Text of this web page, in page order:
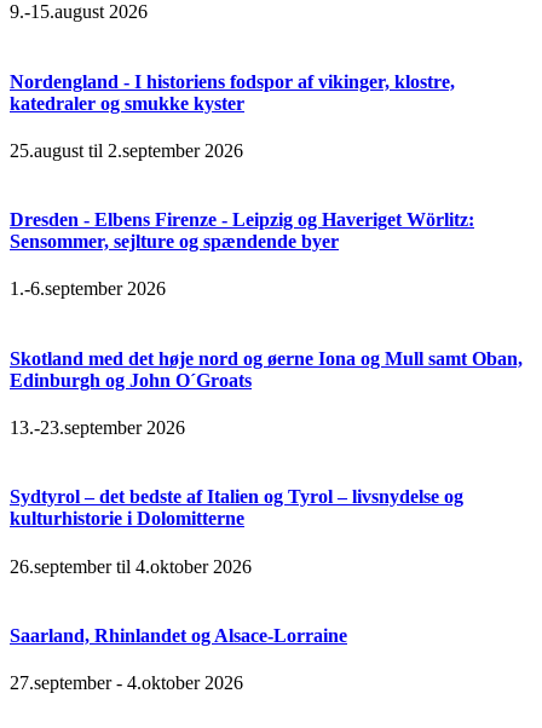
9.-15.august 2026
Nordengland - I historiens fodspor af vikinger, klostre,
katedraler og smukke kyster
25.august til 2.september 2026
Dresden - Elbens Firenze - Leipzig og Haveriget Wörlitz:
Sensommer, sejlture og spændende byer
1.-6.september 2026
Skotland med det høje nord og øerne Iona og Mull samt Oban,
Edinburgh og John O´Groats
13.-23.september 2026
Sydtyrol – det bedste af Italien og Tyrol – livsnydelse og
kulturhistorie i Dolomitterne
26.september til 4.oktober 2026
Saarland, Rhinlandet og Alsace-Lorraine
27.september - 4.oktober 2026